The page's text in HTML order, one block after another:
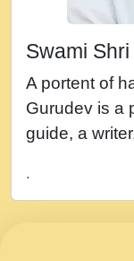
न म
नह
सहर चरण क
बगड
shastri ji
Chahe
Swami
A portent of
Gurudev is a
guide, a
.